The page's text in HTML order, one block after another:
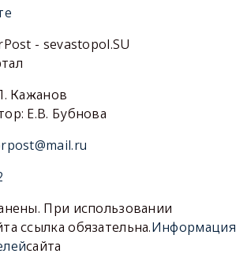
- sevastopol.SU
Кажанов
Е.В. Бубнова
При использовании
ссылка обязательна.Информация
сайта